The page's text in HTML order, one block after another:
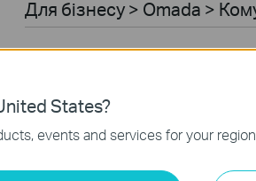
Для бiзнесу > Omada >
Для бiзнесу > Omada >
Для бiзнесу > Omada >
Для бiзнесу > Omada > Wi-Fi
States?
events and services for your region.